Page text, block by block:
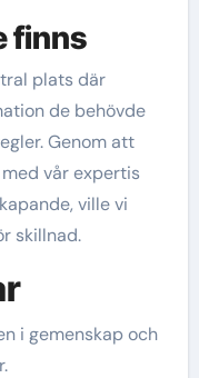
finns
plats där
de behövde
Genom att
vår expertis
ville vi
skillnad.
i gemenskap och